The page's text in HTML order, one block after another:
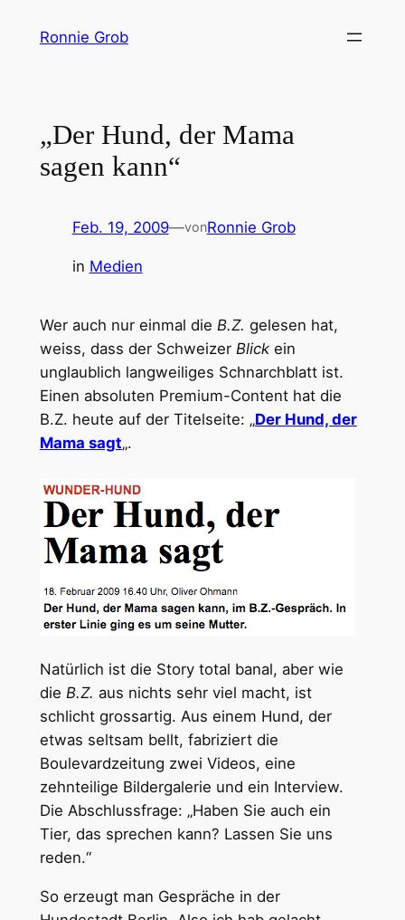
InhaltRonnie Grob
„Der Hund, der Mama
sagen kann“
Feb. 19, 2009—vonRonnie Grob
in Medien
Wer auch nur einmal die B.Z. gelesen hat,
weiss, dass der Schweizer Blickein
unglaublich langweiliges Schnarchblatt ist.
Einen absoluten Premium-Content hat die
B.Z. heute auf der Titelseite: „Der Hund, der
Mama sagt„.
Natürlich ist die Story total banal, aber wie
die B.Z. aus nichts sehr viel macht, ist
schlicht grossartig. Aus einem Hund, der
etwas seltsam bellt, fabriziert die
Boulevardzeitung zwei Videos, eine
zehnteilige Bildergalerie und ein Interview.
Die Abschlussfrage: „Haben Sie auch ein
Tier, das sprechen kann? Lassen Sie uns
reden.“
So erzeugt man Gespräche in der